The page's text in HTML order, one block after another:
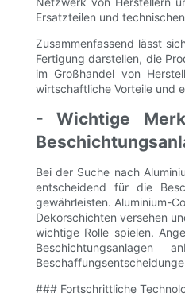
Ersatzteilen und
Zusammenfassend lässt
Fertigung darstellen, die
im Großhandel von
wirtschaftliche Vorteile und
- Wichtige
Bei der Suche nach
entscheidend für die
gewährleisten. Aluminium-
Dekorschichten versehen
wichtige Rolle spielen.
### Fortschrittliche